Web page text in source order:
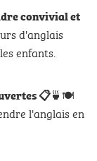
convivial et
d'anglais
enfants.
📋🍵🍽️
l'anglais en